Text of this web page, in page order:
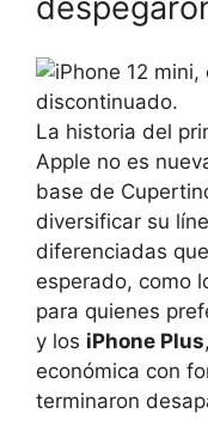
discontinuado.
La historia del
Apple no es
base de
diversificar su
diferenciadas
esperado, como
para quienes
y los iPhone Plus
económica con
terminaron